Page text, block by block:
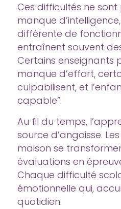
Ces difficultés ne sont
manque
différente de
entraînent souvent
Certains enseignants
manque d’effort,
culpabilisent, et
capable”.
Au fil du temps,
source d’angoisse.
maison se
évaluations en
Chaque difficulté
émotionnelle qui,
quotidien.